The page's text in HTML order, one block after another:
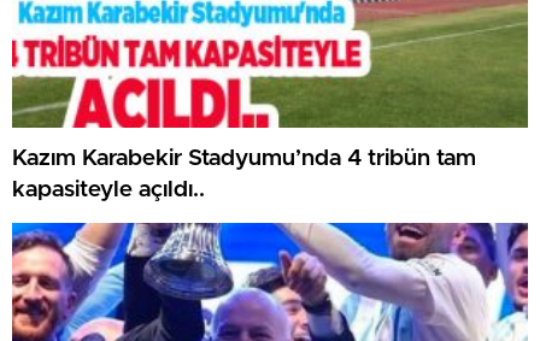
Kazım Karabekir Stadyumu’nda 4 tribün tam
kapasiteyle açıldı..